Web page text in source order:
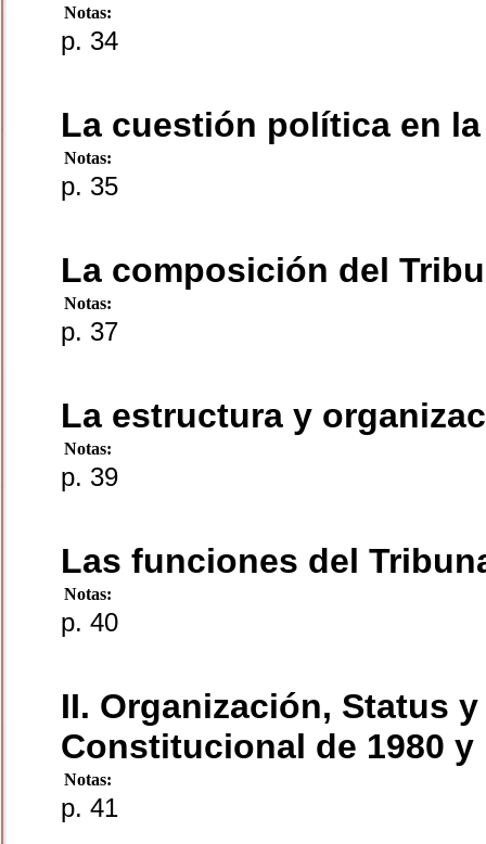
Notas:
p. 34
La cuestión política en
Notas:
p. 35
La composición del
Notas:
p. 37
La estructura y
Notas:
p. 39
Las funciones del
Notas:
p. 40
II. Organización, Status
Constitucional de 1980
Notas:
p. 41